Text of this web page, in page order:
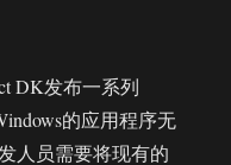
DK发布一系列
的应用程序无
人员需要将现有的